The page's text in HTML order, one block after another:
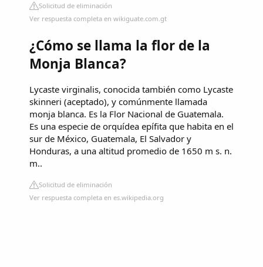
Solicitud de eliminación
Ver respuesta completa en wikiguate.com.gt
¿Cómo se llama la flor de la
Monja Blanca?
Lycaste virginalis, conocida también como Lycaste
skinneri (aceptado),​ y comúnmente llamada
monja blanca. Es la Flor Nacional de Guatemala.
Es una especie de orquídea epífita que habita en el
sur de México, Guatemala, El Salvador y
Honduras, a una altitud promedio de 1650 m s. n.
m..
Solicitud de eliminación
Ver respuesta completa en es.wikipedia.org